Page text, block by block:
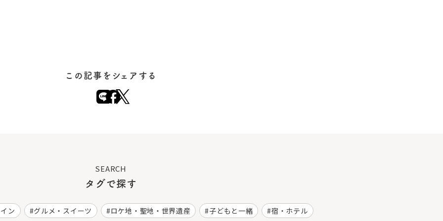
この記事をシェアする
SEARCH
タグで探す
ン グルメ・スイーツ ロケ地・聖地・世界遺産 子どもと一緒 宿・ホテル